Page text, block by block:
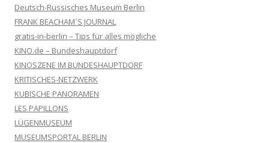
Deutsch-Russisches Museum Berlin
FRANK BEACHAM´S JOURNAL
gratis-in-berlin – Tips für alles mögliche
KINO.de – Bundeshauptdorf
KINOSZENE IM BUNDESHAUPTDORF
KRITISCHES-NETZWERK
KUBISCHE PANORAMEN
LES PAPILLONS
LÜGENMUSEUM
MUSEUMSPORTAL BERLIN